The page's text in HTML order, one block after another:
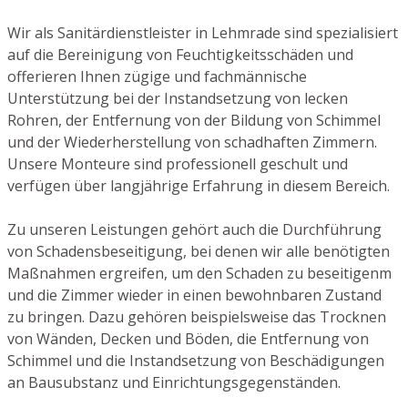
Wir als Sanitärdienstleister in Lehmrade sind spezialisiert
auf die Bereinigung von Feuchtigkeitsschäden und
offerieren Ihnen zügige und fachmännische
Unterstützung bei der Instandsetzung von lecken
Rohren, der Entfernung von der Bildung von Schimmel
und der Wiederherstellung von schadhaften Zimmern.
Unsere Monteure sind professionell geschult und
verfügen über langjährige Erfahrung in diesem Bereich.
Zu unseren Leistungen gehört auch die Durchführung
von Schadensbeseitigung, bei denen wir alle benötigten
Maßnahmen ergreifen, um den Schaden zu beseitigenm
und die Zimmer wieder in einen bewohnbaren Zustand
zu bringen. Dazu gehören beispielsweise das Trocknen
von Wänden, Decken und Böden, die Entfernung von
Schimmel und die Instandsetzung von Beschädigungen
an Bausubstanz und Einrichtungsgegenständen.